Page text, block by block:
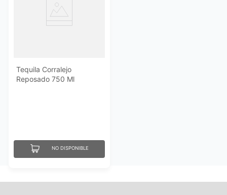
Tequila Corralejo
Reposado 750 Ml
NO DISPONIBLE